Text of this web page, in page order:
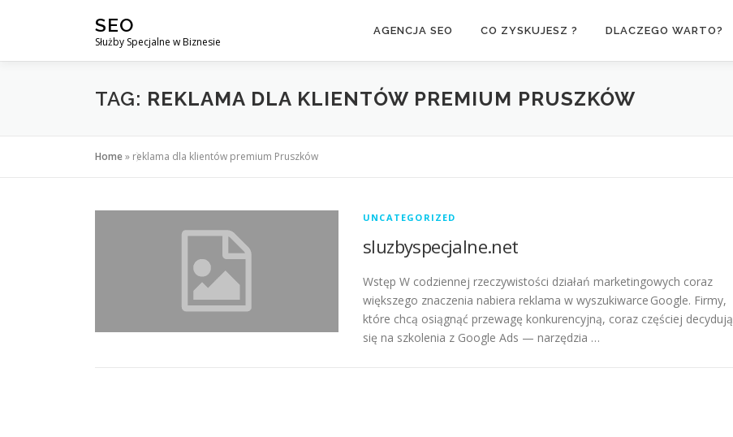
SEO
Służby Specjalne w Biznesie
AGENCJA SEO CO ZYSKUJESZ ? DLACZEGO WARTO?
TAG: REKLAMA DLA KLIENTÓW PREMIUM PRUSZKÓW
Home» reklama dla klientów premium Pruszków
UNCATEGORIZED
sluzbyspecjalne.net
Wstęp W codziennej rzeczywistości działań marketingowych coraz
większego znaczenia nabiera reklama w wyszukiwarce Google. Firmy,
które chcą osiągnąć przewagę konkurencyjną, coraz częściej decydują
się na szkolenia z Google Ads — narzędzia …